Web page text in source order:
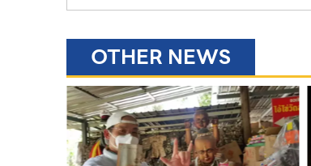
OTHER NEWS